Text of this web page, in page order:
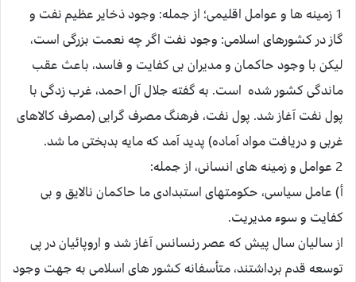
1 زمينه ‏ها و عوامل اقليمى؛ از جمله: وجود ذخاير عظيم نفت و
گاز در كشورهاى اسلامى: وجود نفت اگر چه نعمت بزرگى است،
ليكن با وجود حاكمان و مديران بى كفايت و فاسد، باعث عقب‏
ماندگى كشور شده است. به گفته جلال آل احمد، غرب زدگى با
پول نفت آغاز شد. پول نفت، فرهنگ مصرف گرايى (مصرف كالاهاى
غربى و دريافت مواد آماده) پديد آمد كه مايه بدبختى ما شد.
2 عوامل و زمينه ‏هاى انسانى، از جمله:
أ) عامل سياسى، حكومت‏هاى استبدادى ما حاكمان نالايق و بى
كفايت و سوء مديريت.
از ساليان سال پيش كه عصر رنسانس آغاز شد و اروپائيان در پى
توسعه قدم برداشتند، متأسفانه كشور هاى اسلامى به جهت وجود